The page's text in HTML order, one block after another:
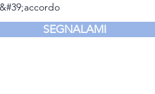
SEGNALAMI